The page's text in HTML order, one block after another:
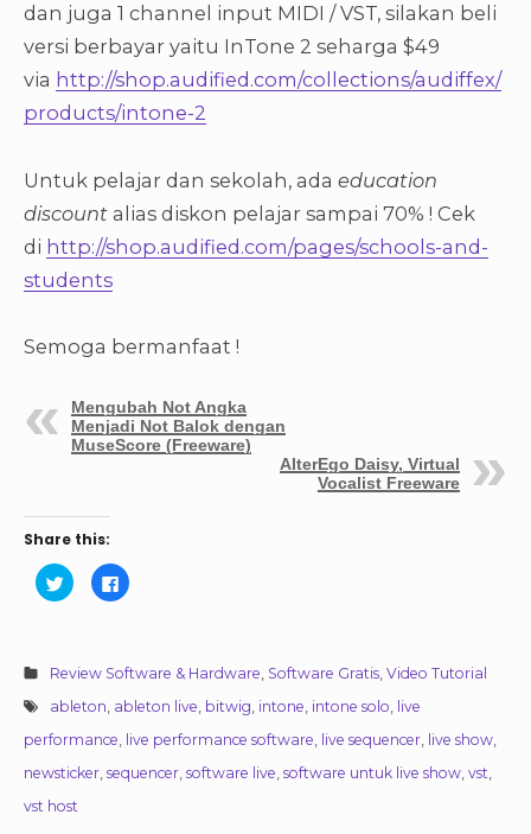
dan juga 1 channel input MIDI / VST, silakan beli
versi berbayar yaitu InTone 2 seharga $49
via http://shop.audified.com/collections/audiffex/
products/intone-2
Untuk pelajar dan sekolah, ada education
discount alias diskon pelajar sampai 70% ! Cek
di http://shop.audified.com/pages/schools-and-
students
Semoga bermanfaat !
Mengubah Not Angka
Menjadi Not Balok dengan
MuseScore (Freeware)
AlterEgo Daisy, Virtual
Vocalist Freeware
Share this:
C
l
s
a
e
o
n
T
i
C
l
o
s
a
e
o
F
Review Software & Hardware Software Gratis ,Video Tutorial
ableton ableton live bitwig intone intone solo live
performance live performance software live sequencer live show
newsticker sequencer software live software untuk live show vst
vst host